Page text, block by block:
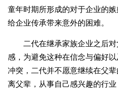
童年时期所形成的对于企业的
给企业传承带来意外的困难。
二代在继承家族企业之后
感，为避免这种在信念与偏好
冲突，二代并不愿意继续在父
离父辈，从事自己感兴趣的行